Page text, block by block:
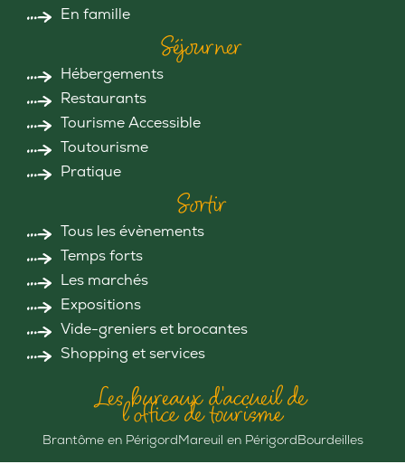
En famille
Séjourner
Hébergements
Restaurants
Tourisme Accessible
Toutourisme
Pratique
Sortir
Tous les évènements
Temps forts
Les marchés
Expositions
Vide-greniers et brocantes
Shopping et services
Les bureaux d'accueil de
l'office de tourisme
Brantôme en PérigordMareuil en PérigordBourdeilles